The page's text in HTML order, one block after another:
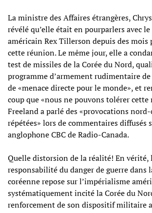
La ministre des Affaires étrangères,
révélé qu’elle était en pourparlers avec
américain Rex Tillerson depuis des mois
cette réunion. Le même jour, elle a
test de missiles de la Corée du Nord,
programme d’armement rudimentaire de
de «menace directe pour le monde», et
coup que «nous ne pouvons tolérer cette
Freeland a parlé des «provocations
répétées» lors de commentaires diffusés
anglophone CBC de Radio-Canada.
Quelle distorsion de la réalité! En vérité,
responsabilité du danger de guerre dans
coréenne repose sur l’impérialisme
systématiquement incité la Corée du
renforcement de son dispositif militaire